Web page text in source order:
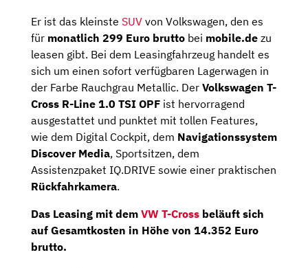
Er ist das kleinste SUV von Volkswagen, den es
für monatlich 299 Euro brutto bei mobile.de zu
leasen gibt. Bei dem Leasingfahrzeug handelt es
sich um einen sofort verfügbaren Lagerwagen in
der Farbe Rauchgrau Metallic. Der Volkswagen T-
Cross R-Line 1.0 TSI OPF ist hervorragend
ausgestattet und punktet mit tollen Features,
wie dem Digital Cockpit, dem Navigationssystem
Discover Media, Sportsitzen, dem
Assistenzpaket IQ.DRIVE sowie einer praktischen
Rückfahrkamera.
Das Leasing mit dem VW T-Cross beläuft sich
auf Gesamtkosten in Höhe von 14.352 Euro
brutto.